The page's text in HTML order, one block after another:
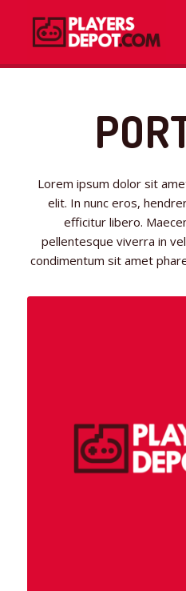
Lorem ipsum dolor sit
elit. In nunc eros,
efficitur libero.
pellentesque viverra in
condimentum sit amet